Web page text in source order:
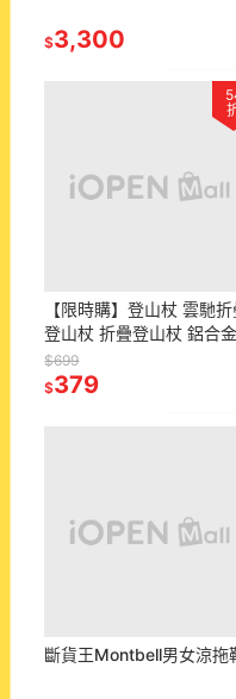
品 附發票
$3,300
【限時購】登山杖 雲馳折
登山杖 折疊登山杖 鋁合
山杖 7075-T6 輕量登山杖
健走杖 手杖 登山用品
$699
$379
斷貨王Montbell男女涼拖